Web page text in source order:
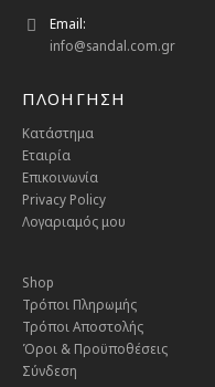
Email:
info@sandal.com.gr
ΠΛΟΗΓΗΣΗ
Κατάστημα
Εταιρία
Επικοινωνία
Privacy Policy
Λογαριαμός μου
Shop
Τρόποι Πληρωμής
Τρόποι Αποστολής
Όροι & Προϋποθέσεις
Σύνδεση